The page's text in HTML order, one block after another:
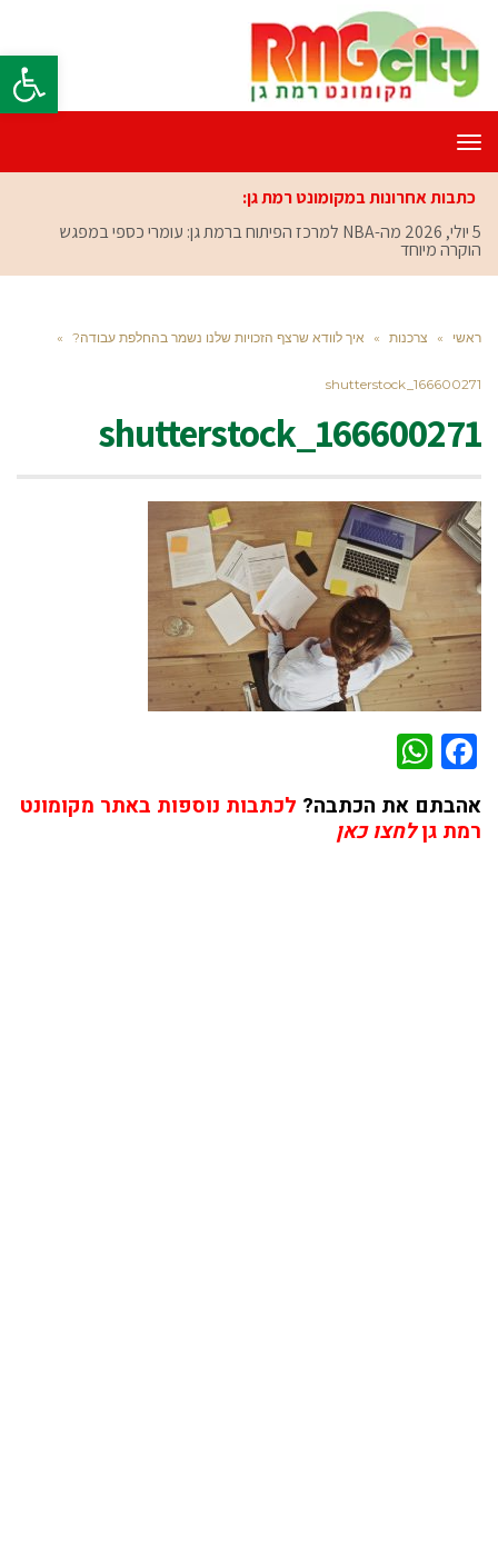
פתח
תפריט
כתבות אחרונות במקומונט רמת גן:
5 יולי, 2026
מה-NBA למרכז הפיתוח ברמת גן: עומרי כספי במפגש
הוקרה מיוחד
ראשי » צרכנות » איך לוודא שרצף הזכויות שלנו נשמר בהחלפת עבודה? »
shutterstock_166600271
shutterstock_166600271
Facebook
אהבתם את הכתבה? לכתבות נוספות באתר מקומונט
רמת גןלחצו כאן